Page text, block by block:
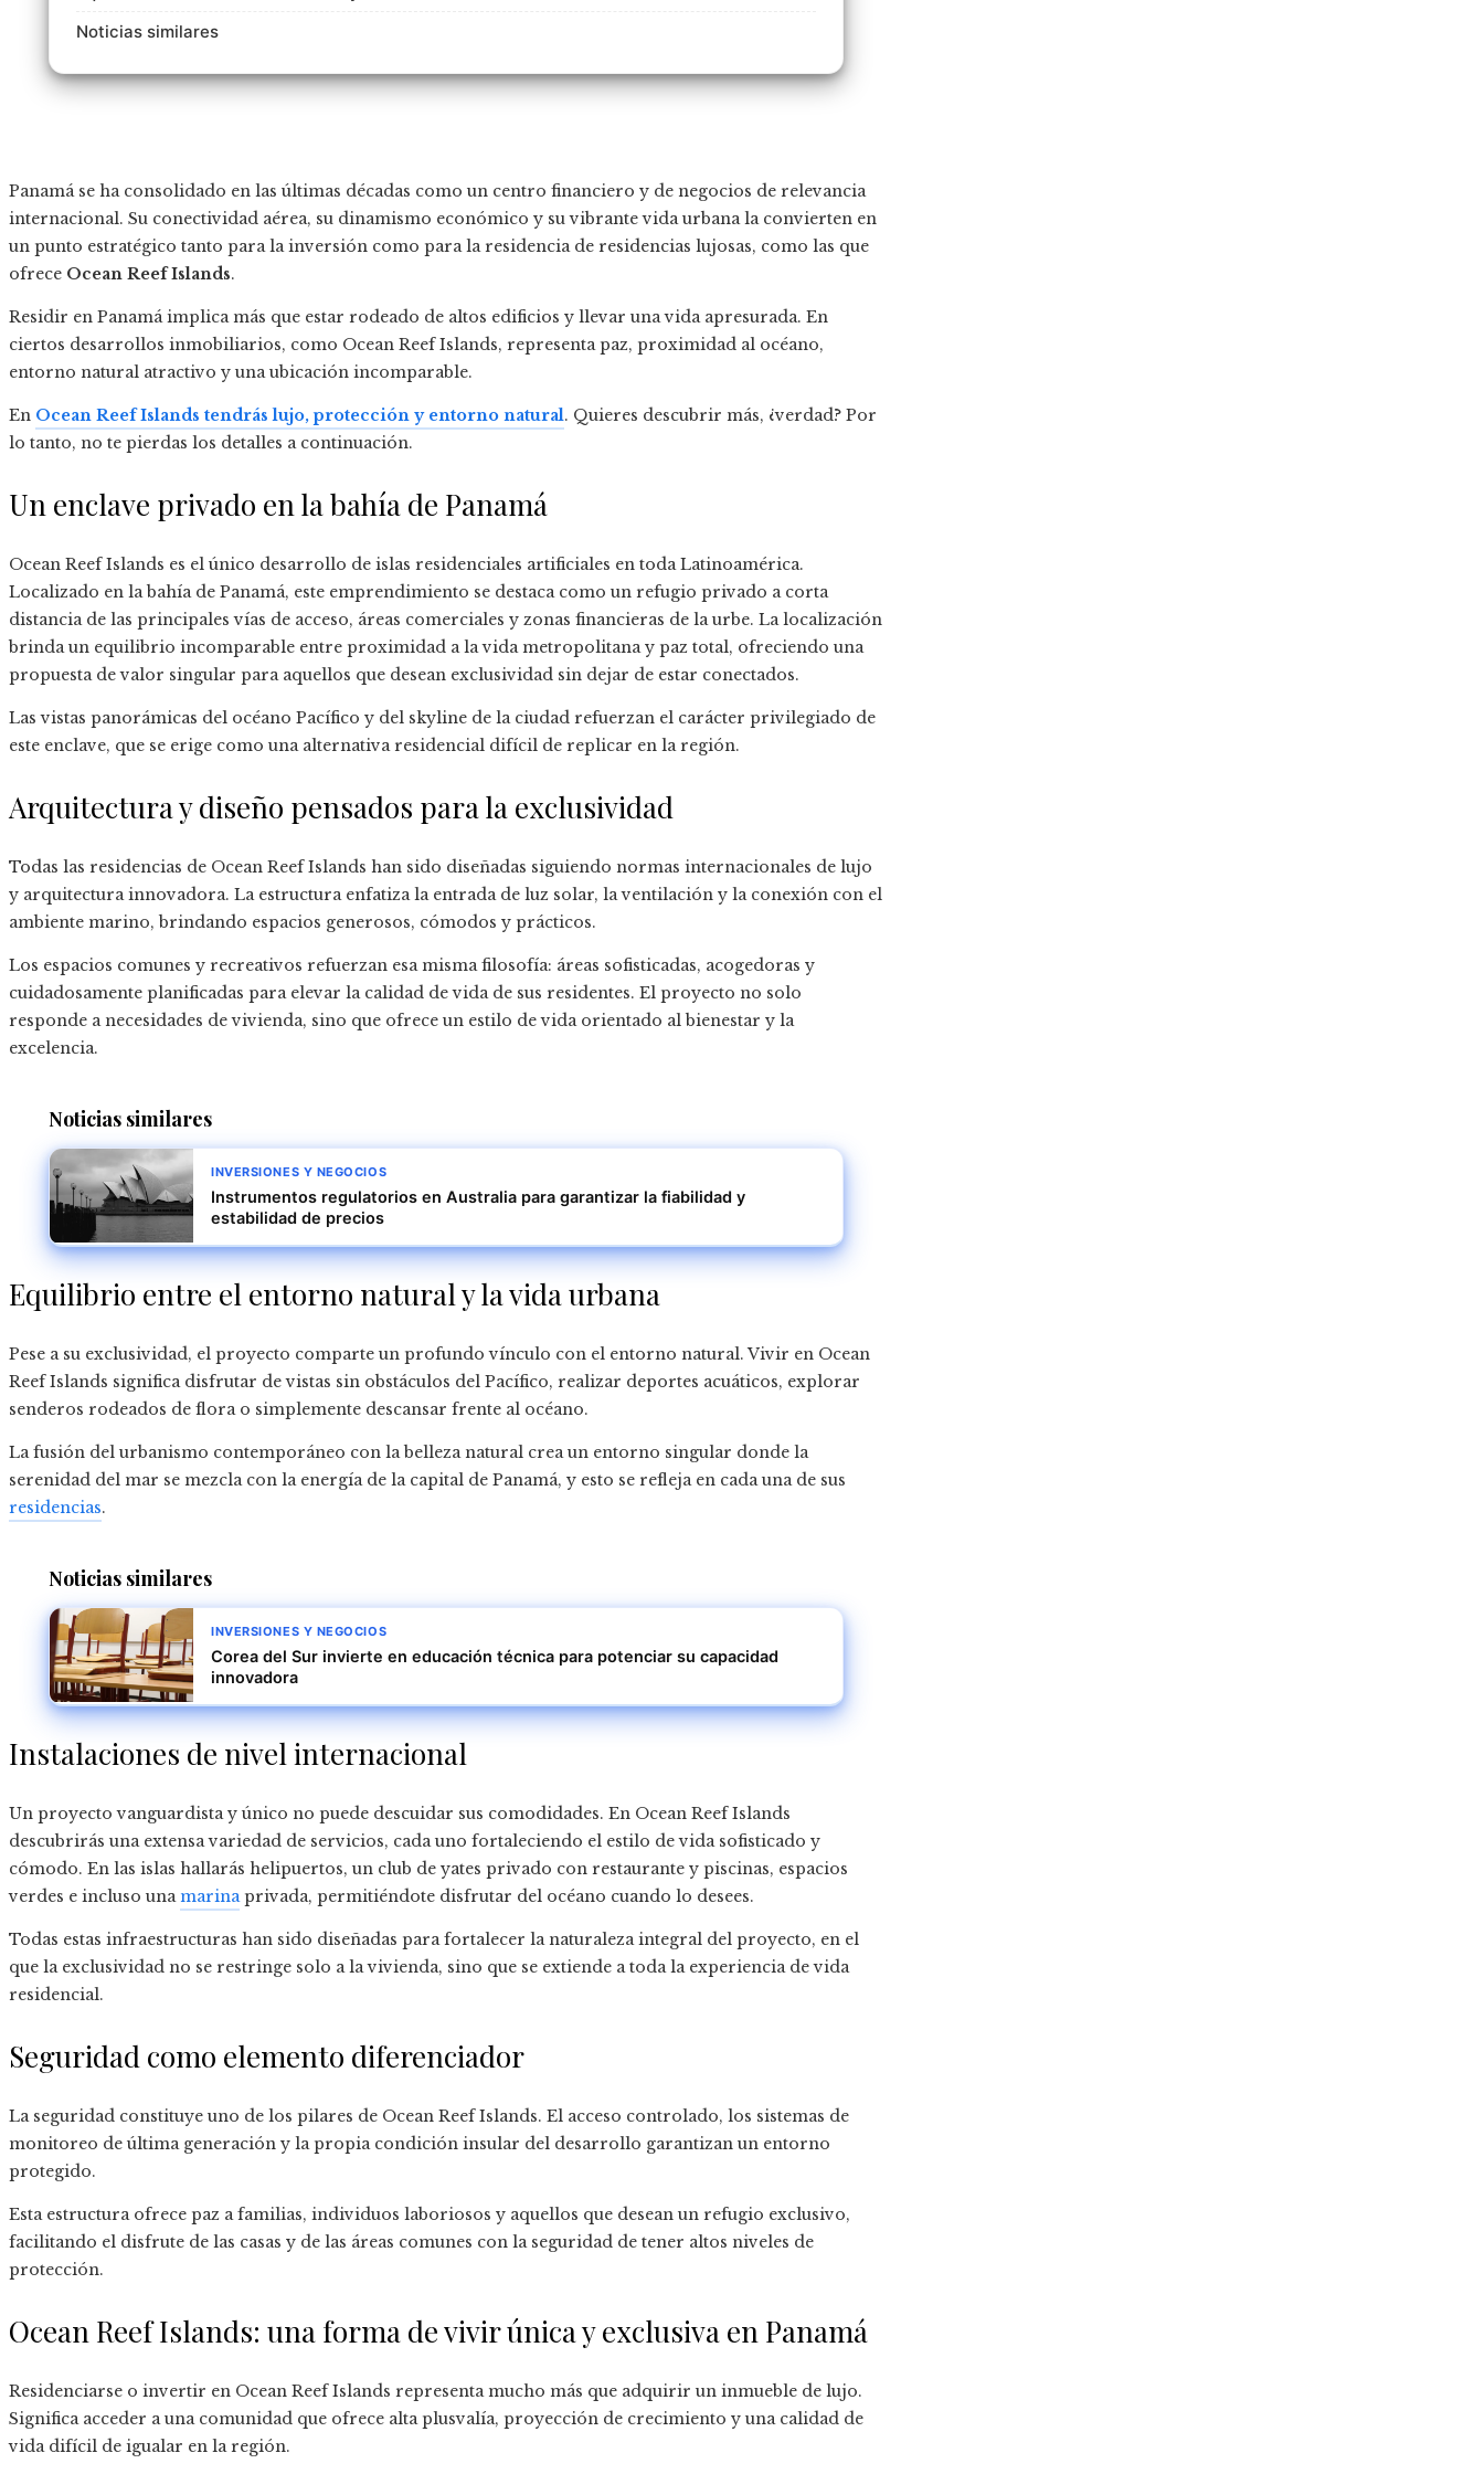
Noticias similares
Panamá se ha consolidado en las últimas décadas como un centro financiero y de negocios de relevancia
internacional. Su conectividad aérea, su dinamismo económico y su vibrante vida urbana la convierten en
un punto estratégico tanto para la inversión como para la residencia de residencias lujosas, como las que
ofrece Ocean Reef Islands.
Residir en Panamá implica más que estar rodeado de altos edificios y llevar una vida apresurada. En
ciertos desarrollos inmobiliarios, como Ocean Reef Islands, representa paz, proximidad al océano,
entorno natural atractivo y una ubicación incomparable.
En Ocean Reef Islands tendrás lujo, protección y entorno natural. Quieres descubrir más, ¿verdad? Por
lo tanto, no te pierdas los detalles a continuación.
Un enclave privado en la bahía de Panamá
Ocean Reef Islands es el único desarrollo de islas residenciales artificiales en toda Latinoamérica.
Localizado en la bahía de Panamá, este emprendimiento se destaca como un refugio privado a corta
distancia de las principales vías de acceso, áreas comerciales y zonas financieras de la urbe. La localización
brinda un equilibrio incomparable entre proximidad a la vida metropolitana y paz total, ofreciendo una
propuesta de valor singular para aquellos que desean exclusividad sin dejar de estar conectados.
Las vistas panorámicas del océano Pacífico y del skyline de la ciudad refuerzan el carácter privilegiado de
este enclave, que se erige como una alternativa residencial difícil de replicar en la región.
Arquitectura y diseño pensados para la exclusividad
Todas las residencias de Ocean Reef Islands han sido diseñadas siguiendo normas internacionales de lujo
y arquitectura innovadora. La estructura enfatiza la entrada de luz solar, la ventilación y la conexión con el
ambiente marino, brindando espacios generosos, cómodos y prácticos.
Los espacios comunes y recreativos refuerzan esa misma filosofía: áreas sofisticadas, acogedoras y
cuidadosamente planificadas para elevar la calidad de vida de sus residentes. El proyecto no solo
responde a necesidades de vivienda, sino que ofrece un estilo de vida orientado al bienestar y la
excelencia.
Noticias similares
INVERSIONES Y NEGOCIOS
Instrumentos regulatorios en Australia para garantizar la fiabilidad y
estabilidad de precios
Equilibrio entre el entorno natural y la vida urbana
Pese a su exclusividad, el proyecto comparte un profundo vínculo con el entorno natural. Vivir en Ocean
Reef Islands significa disfrutar de vistas sin obstáculos del Pacífico, realizar deportes acuáticos, explorar
senderos rodeados de flora o simplemente descansar frente al océano.
La fusión del urbanismo contemporáneo con la belleza natural crea un entorno singular donde la
serenidad del mar se mezcla con la energía de la capital de Panamá, y esto se refleja en cada una de sus
residencias.
Noticias similares
INVERSIONES Y NEGOCIOS
Corea del Sur invierte en educación técnica para potenciar su capacidad
innovadora
Instalaciones de nivel internacional
Un proyecto vanguardista y único no puede descuidar sus comodidades. En Ocean Reef Islands
descubrirás una extensa variedad de servicios, cada uno fortaleciendo el estilo de vida sofisticado y
cómodo. En las islas hallarás helipuertos, un club de yates privado con restaurante y piscinas, espacios
verdes e incluso unamarinaprivada, permitiéndote disfrutar del océano cuando lo desees.
Todas estas infraestructuras han sido diseñadas para fortalecer la naturaleza integral del proyecto, en el
que la exclusividad no se restringe solo a la vivienda, sino que se extiende a toda la experiencia de vida
residencial.
Seguridad como elemento diferenciador
La seguridad constituye uno de los pilares de Ocean Reef Islands. El acceso controlado, los sistemas de
monitoreo de última generación y la propia condición insular del desarrollo garantizan un entorno
protegido.
Esta estructura ofrece paz a familias, individuos laboriosos y aquellos que desean un refugio exclusivo,
facilitando el disfrute de las casas y de las áreas comunes con la seguridad de tener altos niveles de
protección.
Ocean Reef Islands: una forma de vivir única y exclusiva en Panamá
Residenciarse o invertir en Ocean Reef Islands representa mucho más que adquirir un inmueble de lujo.
Significa acceder a una comunidad que ofrece alta plusvalía, proyección de crecimiento y una calidad de
vida difícil de igualar en la región.